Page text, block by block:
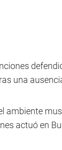
una
ambiente
actuó en